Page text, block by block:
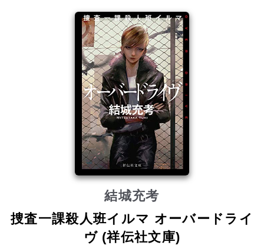
結城充考
捜査一課殺人班イルマ オーバードライ
ヴ (祥伝社文庫)